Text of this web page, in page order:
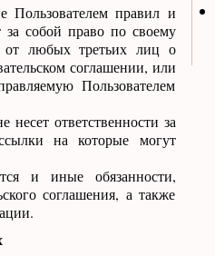
Пользователем правил и
за собой право по своему
от любых третьих лиц о
соглашении, или
Пользователем
ответственности за
на которые могут
и иные обязанности,
соглашения, а также